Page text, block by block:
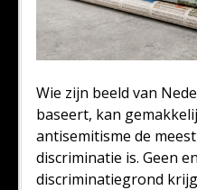
Wie zijn beeld van
baseert, kan
antisemitisme de
discriminatie is. Geen
discriminatiegrond